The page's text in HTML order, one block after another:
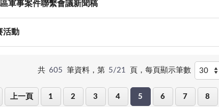
軍事案件聯繫會議新聞稿
活動
共 605 筆資料，第 5/21 頁， 每頁顯示筆數
上一頁 1 2 3 4 5 6 7 8